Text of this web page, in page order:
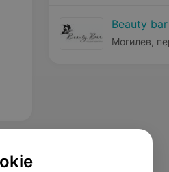
Beauty bar
Могилев,